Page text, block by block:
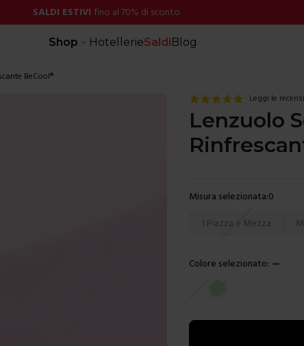
SALDI ESTIVI fino al 70% di sconto
Shop HotellerieSaldiBlog
BeCool®
Leggi le
Lenzuolo
Misura selezionata:0
Scegli una misura
1 Piazza e Mezza
Colore selezionato: —